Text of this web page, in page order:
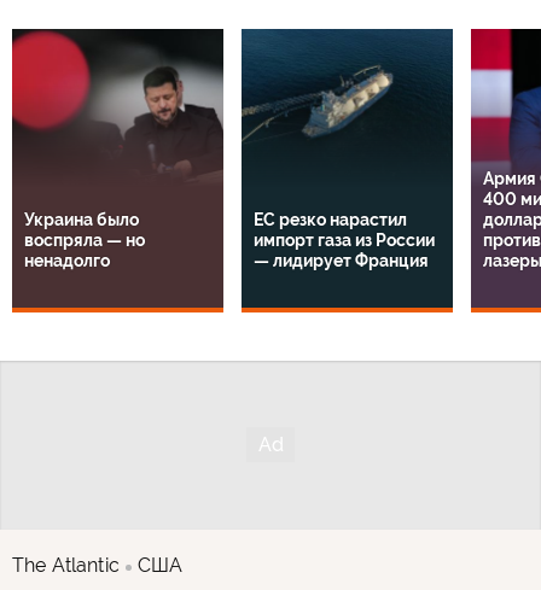
Украина было
воспряла — но
ненадолго
ЕС резко нарастил
импорт газа из России
— лидирует Франция
Армия
400
лазеры
The Atlantic США